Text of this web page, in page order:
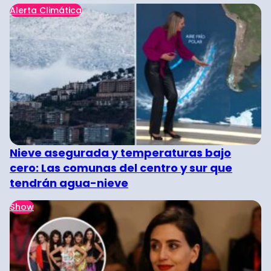
Alerta Climática
Nieve asegurada y temperaturas bajo
cero: Las comunas del centro y sur que
tendrán agua-nieve
Show